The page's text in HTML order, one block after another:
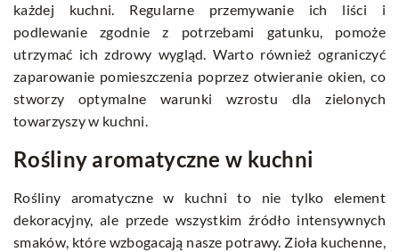
każdej kuchni. Regularne przemywanie ich liści i
podlewanie zgodnie z potrzebami gatunku, pomoże
utrzymać ich zdrowy wygląd. Warto również ograniczyć
zaparowanie pomieszczenia poprzez otwieranie okien, co
stworzy optymalne warunki wzrostu dla zielonych
towarzyszy w kuchni.
Rośliny aromatyczne w kuchni
Rośliny aromatyczne w kuchni to nie tylko element
dekoracyjny, ale przede wszystkim źródło intensywnych
smaków, które wzbogacają nasze potrawy. Zioła kuchenne,